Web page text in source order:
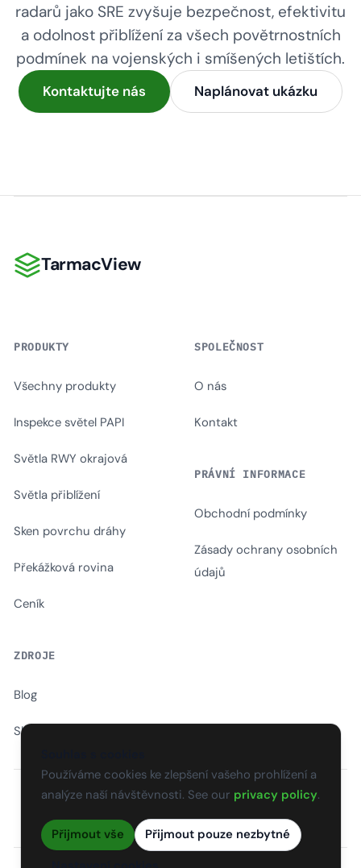
radarů jako SRE zvyšuje bezpečnost, efektivitu
a odolnost přiblížení za všech povětrnostních
podmínek na vojenských i smíšených letištích.
Kontaktujte nás Naplánovat ukázku
TarmacView
TarmacView
PRODUKTY
Všechny produkty
Inspekce světel PAPI
Světla RWY okrajová
Světla přiblížení
Sken povrchu dráhy
Překážková rovina
Ceník
ZDROJE
Blog
Slovník
SPOLEČNOST
O nás
Kontakt
PRÁVNÍ INFORMACE
Obchodní podmínky
Zásady ochrany osobních
údajů
Používáme cookies ke zlepšení vašeho prohlížení a
analýze naší návštěvnosti. See our privacy policy.
Přijmout vše
Přijmout pouze nezbytné